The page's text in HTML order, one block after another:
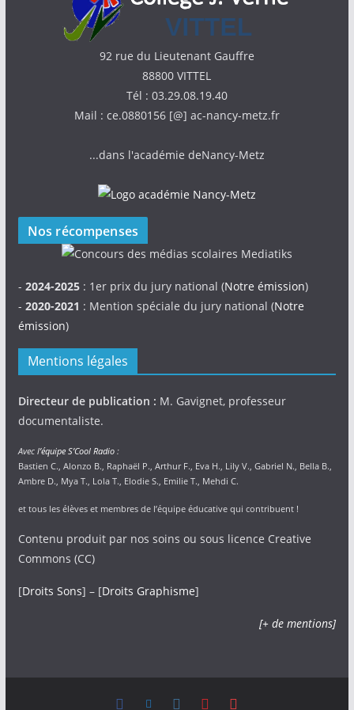
92 rue du Lieutenant Gauffre
88800 VITTEL
Tél : 03.29.08.19.40
Mail : ce.0880156 [@] ac-nancy-metz.fr
...dans l'académie deNancy-Metz
Nos récompenses
- 2024-2025: 1er prix du jury national (Notre émission)
- 2020-2021 : Mention spéciale du jury national (Notre
émission)
Mentions légales
Directeur de publication : M. Gavignet, professeur
documentaliste.
Avec l’équipe S’Cool Radio:
Bastien C., Alonzo B., Raphaël P., Arthur F., Eva H., Lily V., Gabriel N., Bella B.,
Ambre D., Mya T., Lola T., Elodie S., Emilie T., Mehdi C.
et tous les élèves et membres de l’équipe éducative qui contribuent !
Contenu produit par nos soins ou sous licence Creative
Commons (CC)
[Droits Sons] – [Droits Graphisme]
[+ de mentions]